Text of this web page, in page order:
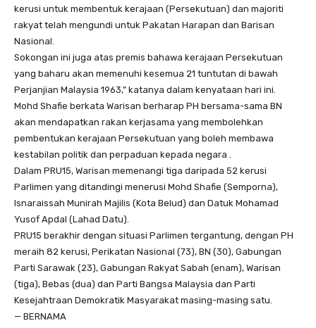
kerusi untuk membentuk kerajaan (Persekutuan) dan majoriti
rakyat telah mengundi untuk Pakatan Harapan dan Barisan
Nasional.
Sokongan ini juga atas premis bahawa kerajaan Persekutuan
yang baharu akan memenuhi kesemua 21 tuntutan di bawah
Perjanjian Malaysia 1963,” katanya dalam kenyataan hari ini.
Mohd Shafie berkata Warisan berharap PH bersama-sama BN
akan mendapatkan rakan kerjasama yang membolehkan
pembentukan kerajaan Persekutuan yang boleh membawa
kestabilan politik dan perpaduan kepada negara .
Dalam PRU15, Warisan memenangi tiga daripada 52 kerusi
Parlimen yang ditandingi menerusi Mohd Shafie (Semporna),
Isnaraissah Munirah Majilis (Kota Belud) dan Datuk Mohamad
Yusof Apdal (Lahad Datu).
PRU15 berakhir dengan situasi Parlimen tergantung, dengan PH
meraih 82 kerusi, Perikatan Nasional (73), BN (30), Gabungan
Parti Sarawak (23), Gabungan Rakyat Sabah (enam), Warisan
(tiga), Bebas (dua) dan Parti Bangsa Malaysia dan Parti
Kesejahtraan Demokratik Masyarakat masing-masing satu.
— BERNAMA